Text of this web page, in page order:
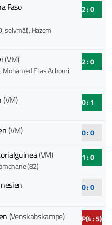
Faso
selvmål), Hazem
2 : 0
(VM)
, Mohamed Elias Achouri
2 : 0
(VM) 0 : 1
(VM) 0 : 0
(VM)
(82)
1 : 0
0 : 0
(Venskabskampe) P(4 : 5)